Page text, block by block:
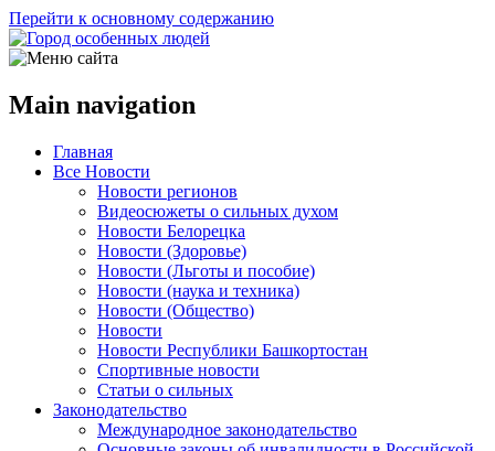
Перейти к основному содержанию
Main navigation
Главная
Все Новости
Новости регионов
Видеосюжеты о сильных духом
Новости Белорецка
Новости (Здоровье)
Новости (Льготы и пособие)
Новости (наука и техника)
Новости (Общество)
Новости
Новости Республики Башкортостан
Спортивные новости
Статьи о сильных
Законодательство
Международное законодательство